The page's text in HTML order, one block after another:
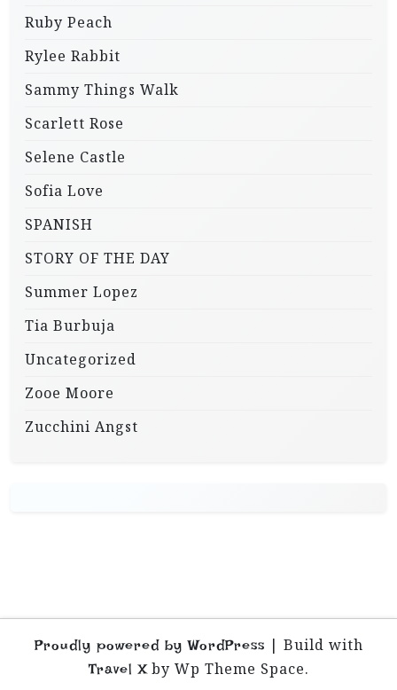
Ruby Peach
Rylee Rabbit
Sammy Things Walk
Scarlett Rose
Selene Castle
Sofia Love
SPANISH
STORY OF THE DAY
Summer Lopez
Tia Burbuja
Uncategorized
Zooe Moore
Zucchini Angst
Proudly powered by WordPress | Build with
Travel Xby Wp Theme Space.